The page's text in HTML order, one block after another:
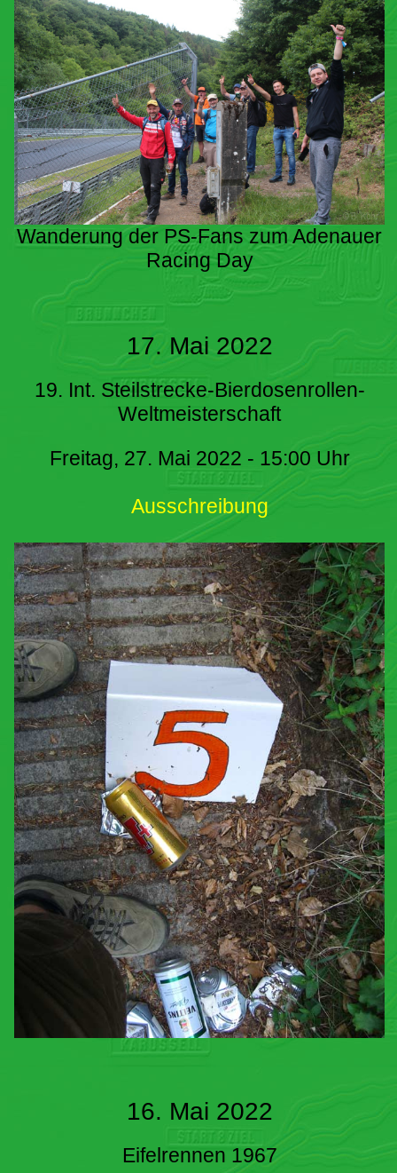
Wanderung der PS-Fans zum Adenauer
Racing Day
17. Mai 2022
19. Int. Steilstrecke-Bierdosenrollen-
Weltmeisterschaft
Freitag, 27. Mai 2022 - 15:00 Uhr
Ausschreibung
16. Mai 2022
Eifelrennen 1967